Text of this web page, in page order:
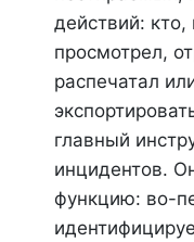
действий: кто,
просмотрел,
распечатал
главный
инцидентов.
функцию: во-